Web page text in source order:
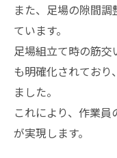
また、足場の隙間
ています。
足場組立て時の筋
も明確化されてお
ました。
これにより、作業
が実現します。